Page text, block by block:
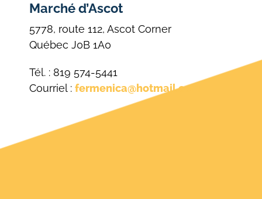
Marché d’Ascot
5778, route 112, Ascot Corner
Québec J0B 1A0
Tél. : 819 574-5441
Courriel : fermenica@hotmail.com